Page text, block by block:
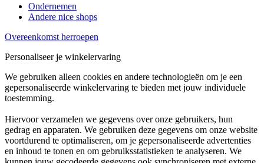
Ondernemen
Andere nice shops
Overeenkomst herroepen
Personaliseer je winkelervaring
We gebruiken alleen cookies en andere technologieën om je een
gepersonaliseerde winkelervaring te bieden met jouw individuele
toestemming.
Hiervoor verzamelen we gegevens over onze gebruikers, hun
gedrag en apparaten. We gebruiken deze gegevens om onze website
voortdurend te optimaliseren, om je gepersonaliseerde advertenties
en inhoud te tonen en om gebruiksstatistieken te analyseren. We